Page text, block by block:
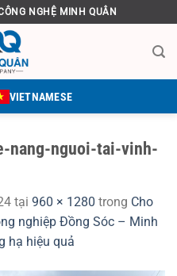
NGHỆ MINH QUÂN
VIETNAMESE
nang-nguoi-tai-vinh-
tại 960 × 1280 trong Cho
nghiệp Đồng Sóc – Minh
hạ hiệu quả